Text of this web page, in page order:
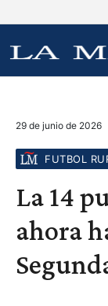
29 de junio de 2026
FUTBOL
La 14
ahora